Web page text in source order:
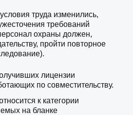
труда изменились,
требований
охраны должен,
пройти повторное
лицензии
по совместительству.
к категории
на бланке